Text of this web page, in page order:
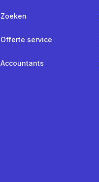
Zoeken
Offerte service
Accountants